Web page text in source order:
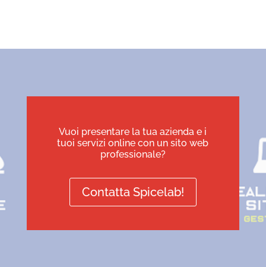
Vuoi presentare la tua azienda e i
tuoi servizi online con un sito web
professionale?
Contatta Spicelab!